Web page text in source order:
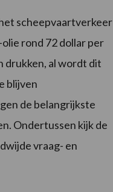
scheepvaartverkeer
rond 72 dollar per
drukken, al wordt dit
blijven
de belangrijkste
Ondertussen kijk de
vraag- en